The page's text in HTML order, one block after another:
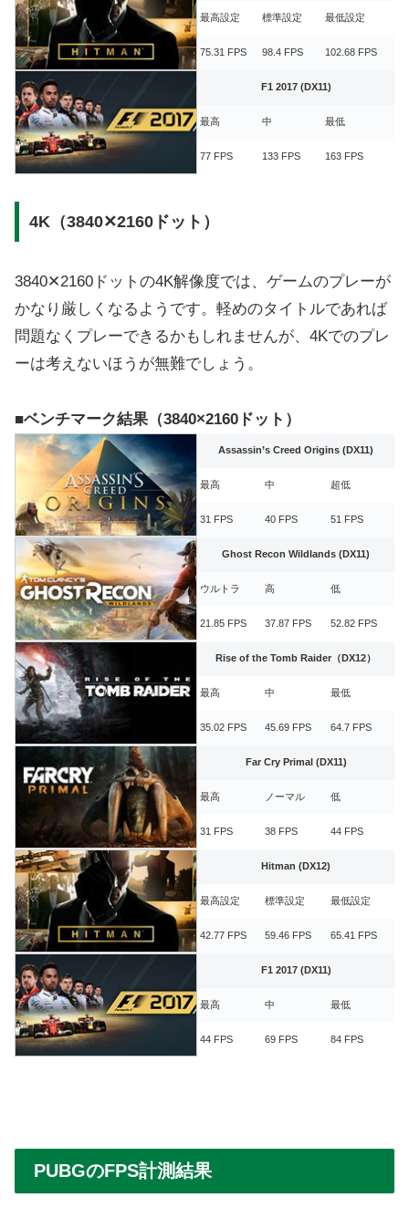
最高設定 標準設定 最低設定
75.31 FPS 98.4 FPS 102.68 FPS
F1 2017 (DX11)
最高 中 最低
77 FPS 133 FPS 163 FPS
4K（3840✕2160ドット）
3840✕2160ドットの4K解像度では、ゲームのプレーが
かなり厳しくなるようです。軽めのタイトルであれば
問題なくプレーできるかもしれませんが、4Kでのプレ
ーは考えないほうが無難でしょう。
■ベンチマーク結果（3840×2160ドット）
Assassin’s Creed Origins (DX11)
最高 中 超低
31 FPS 40 FPS 51 FPS
Ghost Recon Wildlands (DX11)
ウルトラ 高 低
21.85 FPS 37.87 FPS 52.82 FPS
Rise of the Tomb Raider（DX12）
最高 中 最低
35.02 FPS 45.69 FPS 64.7 FPS
Far Cry Primal (DX11)
最高 ノーマル 低
31 FPS 38 FPS 44 FPS
Hitman (DX12)
最高設定 標準設定 最低設定
42.77 FPS 59.46 FPS 65.41 FPS
F1 2017 (DX11)
最高 中 最低
44 FPS 69 FPS 84 FPS
PUBGのFPS計測結果